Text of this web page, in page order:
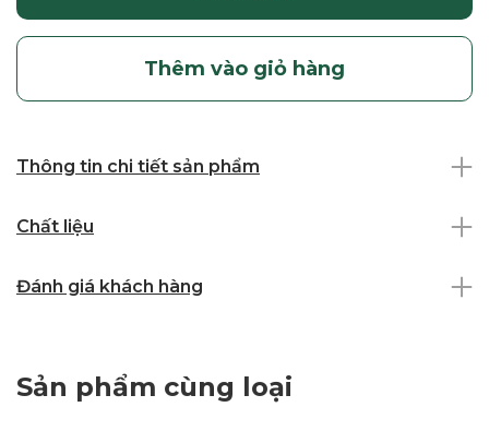
Thêm vào giỏ hàng
Thông tin chi tiết sản phẩm
Chất liệu
Đánh giá khách hàng
Sản phẩm cùng loại